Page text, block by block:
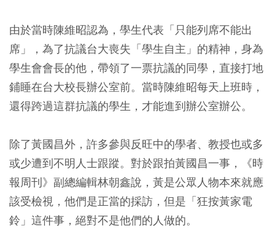
由於當時陳維昭認為，學生代表「只能列席不能出
席」，為了抗議台大喪失「學生自主」的精神，身為
學生會會長的他，帶領了一票抗議的同學，直接打地
鋪睡在台大校長辦公室前。當時陳維昭每天上班時，
還得跨過這群抗議的學生，才能進到辦公室辦公。
除了黃國昌外，許多參與反旺中的學者、教授也或多
或少遭到不明人士跟蹤。對於跟拍黃國昌一事，《時
報周刊》副總編輯林朝鑫說，黃是公眾人物本來就應
該受檢視，他們是正當的採訪，但是「狂按黃家電
鈴」這件事，絕對不是他們的人做的。